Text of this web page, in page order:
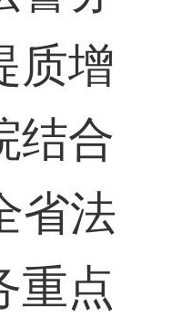
质增
结合
省法
重点